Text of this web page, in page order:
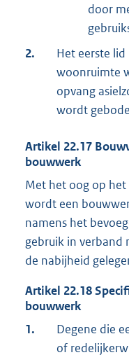
door
2.
Het eerste
woonruimte
opvang
wordt
Artikel 22.17
bouwwerk
Met het oog op
wordt een
namens het
gebruik in verband
de nabijheid
Artikel 22.18
bouwwerk
1.
Degene die
of